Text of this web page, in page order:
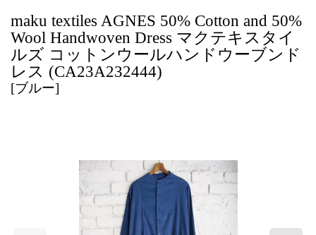
maku textiles AGNES 50% Cotton and 50%
Wool Handwoven Dress マクテキスタイ
ルズ コットンウールハンドウーブンド
レス (CA23A232444)
[ブルー]